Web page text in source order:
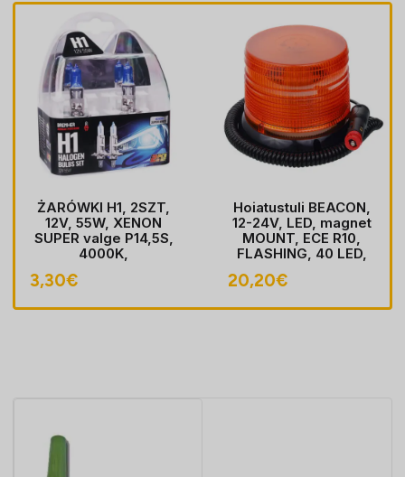
ŻARÓWKI H1, 2SZT,
12V, 55W, XENON
SUPER valge P14,5S,
4000K,
3,30€
Hoiatustuli BEACON,
12-24V, LED, magnet
MOUNT, ECE R10,
FLASHING, 40 LED,
sobib LIGHTER pesa
20,20€